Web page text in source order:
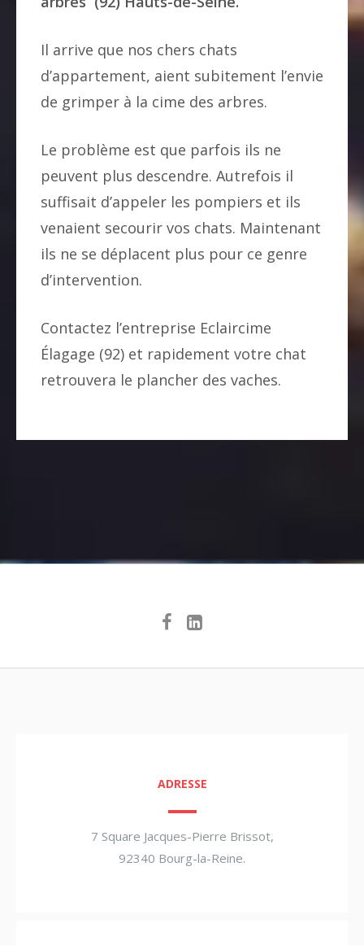
Il arrive que nos chers chats
d’appartement, aient subitement l’envie
de grimper à la cime des arbres.
Le problème est que parfois ils ne
peuvent plus descendre. Autrefois il
suffisait d’appeler les pompiers et ils
venaient secourir vos chats. Maintenant
ils ne se déplacent plus pour ce genre
d’intervention.
Contactez l’entreprise Eclaircime
Élagage (92) et rapidement votre chat
retrouvera le plancher des vaches.
ADRESSE
7 Square Jacques-Pierre Brissot,
92340 Bourg-la-Reine.